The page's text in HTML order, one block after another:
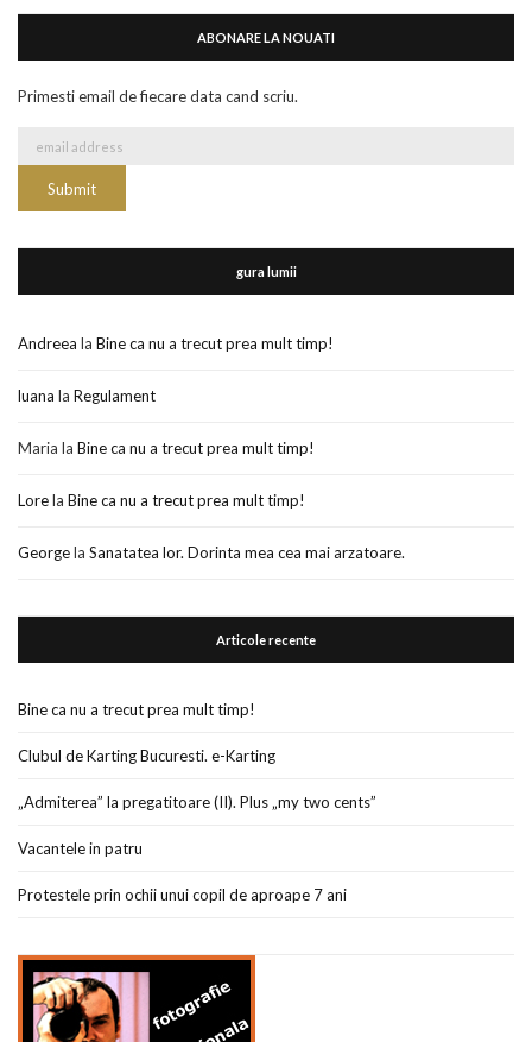
ABONARE LA NOUATI
Primesti email de fiecare data cand scriu.
gura lumii
Andreea la Bine ca nu a trecut prea mult timp!
luana la Regulament
Maria la Bine ca nu a trecut prea mult timp!
Lorela Bine ca nu a trecut prea mult timp!
Georgela Sanatatea lor. Dorinta mea cea mai arzatoare.
Articole recente
Bine ca nu a trecut prea mult timp!
Clubul de Karting Bucuresti. e-Karting
„Admiterea” la pregatitoare (II). Plus „my two cents”
Vacantele in patru
Protestele prin ochii unui copil de aproape 7 ani